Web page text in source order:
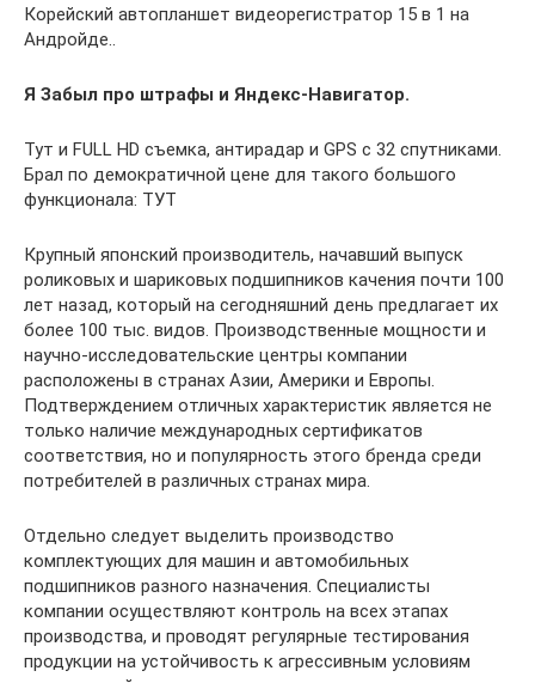
Корейский автопланшет видеорегистратор 15 в 1 на
Андройде..
Я Забыл про штрафы и Яндекс-Навигатор.
Тут и FULL HD съемка, антирадар и GPS с 32 спутниками.
Брал по демократичной цене для такого большого
функционала: ТУТ
Крупный японский производитель, начавший выпуск
роликовых и шариковых подшипников качения почти 100
лет назад, который на сегодняшний день предлагает их
более 100 тыс. видов. Производственные мощности и
научно-исследовательские центры компании
расположены в странах Азии, Америки и Европы.
Подтверждением отличных характеристик является не
только наличие международных сертификатов
соответствия, но и популярность этого бренда среди
потребителей в различных странах мира.
Отдельно следует выделить производство
комплектующих для машин и автомобильных
подшипников разного назначения. Специалисты
компании осуществляют контроль на всех этапах
производства, и проводят регулярные тестирования
продукции на устойчивость к агрессивным условиям